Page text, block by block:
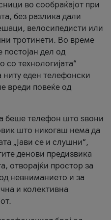
во сообраќајот при
без разлика дали
велосипедисти или
тротинети. Во време
дел од
со технологијата“
ниту еден телефонски
вреди повеќе од
беше телефон што ѕвони
што никогаш нема да
„Јави се и слушни“,
денови предизвика
отворајќи простор за
невниманието и за
и колективна